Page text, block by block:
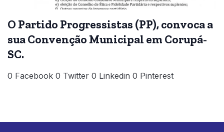
O Partido Progressistas (PP), convoca a
sua Convenção Municipal em Corupá-
SC.
0 Facebook 0 Twitter 0 Linkedin 0 Pinterest